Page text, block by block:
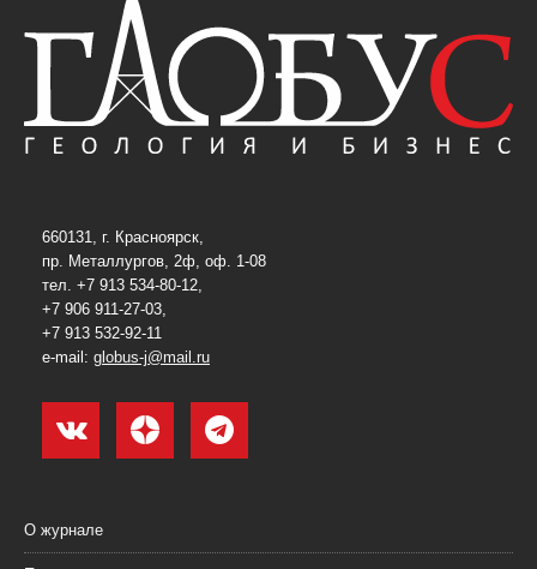
660131, г. Красноярск,
пр. Металлургов, 2ф, оф. 1-08
тел. +7 913 534-80-12,
+7 906 911-27-03,
+7 913 532-92-11
e-mail: globus-j@mail.ru
О журнале